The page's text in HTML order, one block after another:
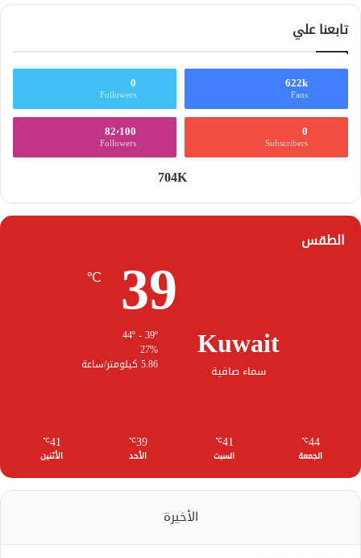
تابعنا علي
622k
Fans
0
Followers
0
Subscribers
82٬100
Followers
704K
الطقس
Kuwait
سماء صافية
39
℃
27%
5.86 كيلومتر/ساعة
44
℃
الجمعة
41
℃
السبت
39
℃
الأحد
41
℃
الأثنين
الأخيرة